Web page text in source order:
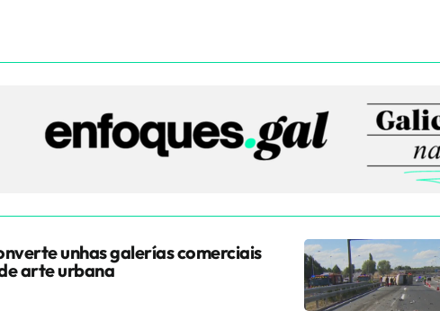
unhas galerías comerciais
arte urbana